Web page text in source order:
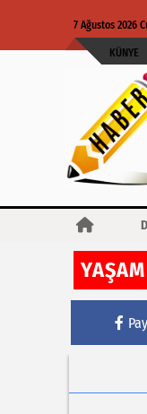
7 Ağustos 2026
KÜNYE
YAŞAM